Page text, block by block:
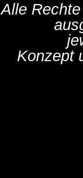
Alle
Konzept